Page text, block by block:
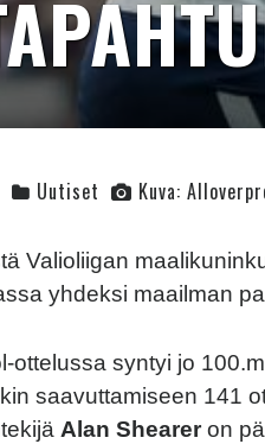
Uutiset Kuva:
Valioliigan
yhdeksi maailman
ottelussa syntyi jo
saavuttamiseen 141
Alan Sheareron